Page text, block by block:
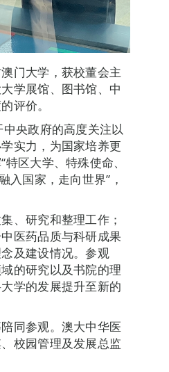
门大学，获校董会主
学展馆、图书馆、中
评价。
央政府的高度关注以
实力，为国家培养更
区大学、特殊使命、
入国家，走向世界”，
、研究和整理工作；
医药品质与科研成果
及建设情况。参观
的研究以及书院的理
学的发展提升至新的
同参观。澳大中华医
校园管理及发展总监